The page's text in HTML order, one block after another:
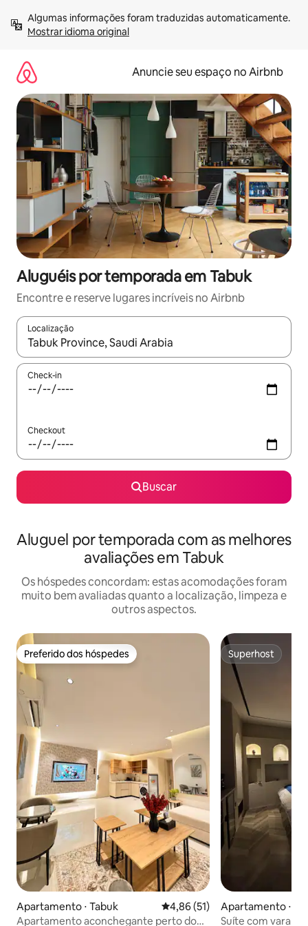
para
Mostrar idioma original
Anuncie seu espaço no Airbnb
Aluguéis por temporada em Tabuk
Encontre e reserve lugares incríveis no Airbnb
Localização
Quando os resultados estiverem disponíveis, explore-os
Check-in
Checkout
Buscar
Aluguel por temporada com as melhores
avaliações em Tabuk
Os hóspedes concordam: estas acomodações foram
muito bem avaliadas quanto a localização, limpeza e
outros aspectos.
Preferido dos hóspedes
Preferido dos hóspedes
Apartamento ⋅ Tabuk 4,86 de uma avaliação média
4,86 (51)
Apartamento aconchegante perto do
Superhost
Superhost
Apartamento ⋅
Suíte com